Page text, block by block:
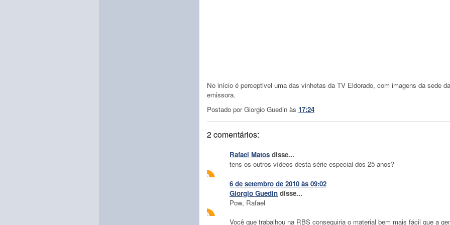
No início é perceptivel uma das vinhetas da TV Eldorado, com imagens da sede da
emissora.
Postado porGiorgio Guedin às 17:24
2 comentários:
Rafael Matos disse...
tens os outros vídeos desta série especial dos 25 anos?
6 de setembro de 2010 às 09:02
Giorgio Guedin disse...
Pow, Rafael
Você que trabalhou na RBS conseguiria o material bem mais fácil que a